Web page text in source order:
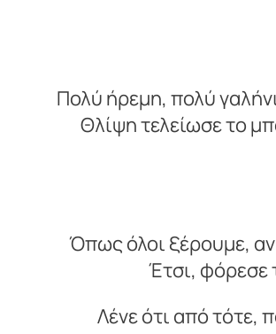
Πολύ ήρεμη, πολύ
Θλίψη τελείωσε το
Όπως όλοι ξέρουμε, αν
Έτσι, φόρεσε
Λένε ότι από τότε,